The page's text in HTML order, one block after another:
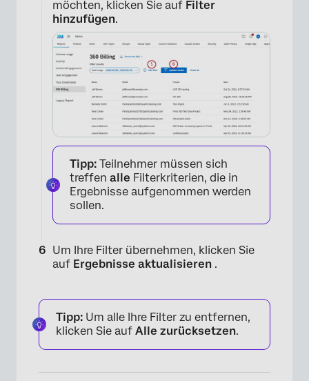
möchten, klicken Sie auf Filter
hinzufügen.
Tipp: Teilnehmer müssen sich
treffen alle Filterkriterien, die in
Ergebnisse aufgenommen werden
sollen.
Um Ihre Filter übernehmen, klicken Sie
auf Ergebnisse aktualisieren .
Tipp: Um alle Ihre Filter zu entfernen,
klicken Sie auf Alle zurücksetzen.